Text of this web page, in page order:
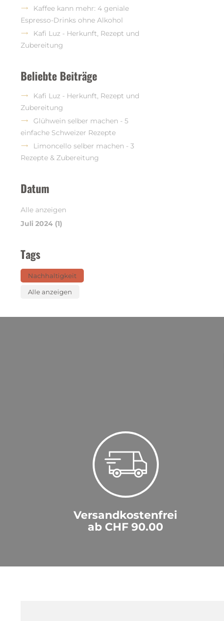
Kaffee kann mehr: 4 geniale
Espresso-Drinks ohne Alkohol
Kafi Luz - Herkunft, Rezept und
Zubereitung
Beliebte Beiträge
Kafi Luz - Herkunft, Rezept und
Zubereitung
Glühwein selber machen - 5
einfache Schweizer Rezepte
Limoncello selber machen - 3
Rezepte & Zubereitung
Datum
Alle anzeigen
Juli 2024 (1)
Tags
Nachhaltigkeit
Alle anzeigen
Versandkostenfrei
ab CHF 90.00